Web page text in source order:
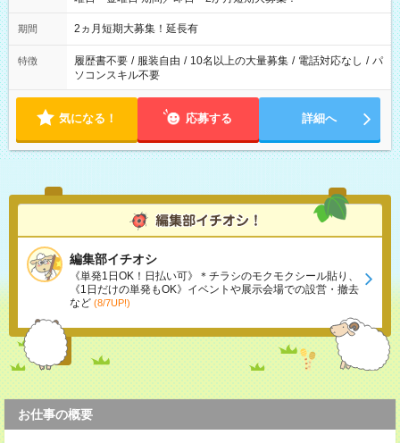
期間 2ヵ月短期大募集！延長有
特徴 履歴書不要 / 服装自由 / 10名以上の大量募集 / 電話対応なし / パ
ソコンスキル不要
気になる！ 応募する 詳細へ
編集部イチオシ
《単発1日OK！日払い可》＊チラシのモクモクシール貼り、
《1日だけの単発もOK》イベントや展示会場での設営・撤去
など (8/7UP!)
お仕事の概要